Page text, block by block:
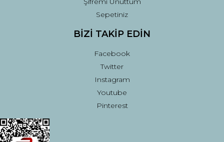
Sepetiniz
BİZİ TAKİP EDİN
Facebook
Twitter
Instagram
Youtube
Pinterest